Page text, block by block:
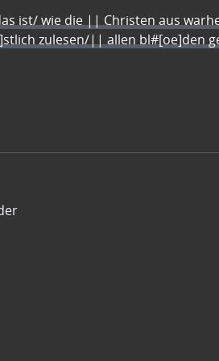
ist/ wie die || Christen aus
zulesen/|| allen bl#[oe]den